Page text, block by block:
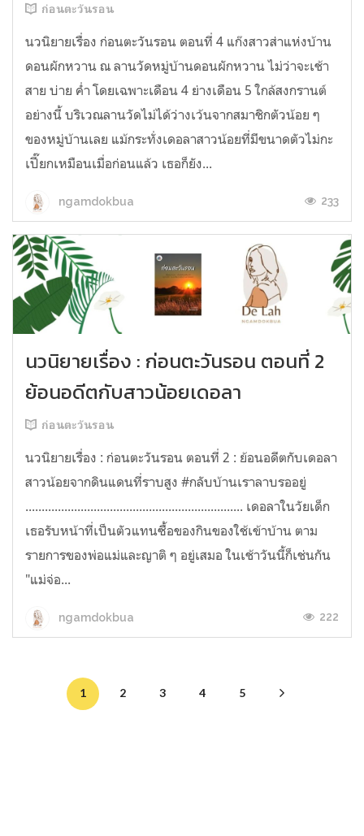
ก่อนตะวันรอน
นวนิยายเรื่อง ก่อนตะวันรอน ตอนที่ 4 แก๊งสาวส่าแห่งบ้าน
ดอนผักหวาน ณ ลานวัดหมู่บ้านดอนผักหวาน ไม่ว่าจะเช้า
สาย บ่าย ค่ำ โดยเฉพาะเดือน 4 ย่างเดือน 5 ใกล้สงกรานต์
อย่างนี้ บริเวณลานวัดไม่ได้ว่างเว้นจากสมาชิกตัวน้อย ๆ
ของหมู่บ้านเลย แม้กระทั่งเดอลาสาวน้อยที่มีขนาดตัวไม่กะ
เปี๊ยกเหมือนเมื่อก่อนแล้ว เธอก็ยัง...
ngamdokbua 233
นวนิยายเรื่อง : ก่อนตะวันรอน ตอนที่ 2
ย้อนอดีตกับสาวน้อยเดอลา
ก่อนตะวันรอน
นวนิยายเรื่อง : ก่อนตะวันรอน ตอนที่ 2 : ย้อนอดีตกับเดอลา
สาวน้อยจากดินแดนที่ราบสูง #กลับบ้านเราลาบรออยู่
................................................................... เดอลาในวัยเด็ก
เธอรับหน้าที่เป็นตัวแทนซื้อของกินของใช้เข้าบ้าน ตาม
รายการของพ่อแม่และญาติ ๆ อยู่เสมอ ในเช้าวันนี้ก็เช่นกัน
"แม่จ่อ...
ngamdokbua 222
1 2 3 4 5